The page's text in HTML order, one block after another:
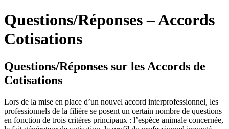
Questions/Réponses – Accords
Cotisations
Questions/Réponses sur les Accords de
Cotisations
Lors de la mise en place d’un nouvel accord interprofessionnel, les
professionnels de la filière se posent un certain nombre de questions
en fonction de trois critères principaux : l’espèce animale concernée,